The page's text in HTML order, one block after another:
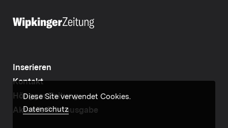
Inserieren
Kontakt
Höngger Zeitung
Aktuelle Printausgabe
Diese Site verwendet Cookies.
Datenschutz